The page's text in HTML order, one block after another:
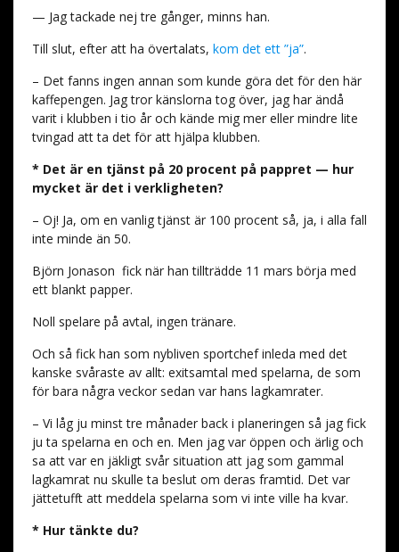
— Jag tackade nej tre gånger, minns han.
Till slut, efter att ha övertalats, kom det ett ”ja”.
– Det fanns ingen annan som kunde göra det för den här
kaffepengen. Jag tror känslorna tog över, jag har ändå
varit i klubben i tio år och kände mig mer eller mindre lite
tvingad att ta det för att hjälpa klubben.
* Det är en tjänst på 20 procent på pappret — hur
mycket är det i verkligheten?
– Oj! Ja, om en vanlig tjänst är 100 procent så, ja, i alla fall
inte minde än 50.
Björn Jonason fick när han tillträdde 11 mars börja med
ett blankt papper.
Noll spelare på avtal, ingen tränare.
Och så fick han som nybliven sportchef inleda med det
kanske svåraste av allt: exitsamtal med spelarna, de som
för bara några veckor sedan var hans lagkamrater.
– Vi låg ju minst tre månader back i planeringen så jag fick
ju ta spelarna en och en. Men jag var öppen och ärlig och
sa att var en jäkligt svår situation att jag som gammal
lagkamrat nu skulle ta beslut om deras framtid. Det var
jättetufft att meddela spelarna som vi inte ville ha kvar.
* Hur tänkte du?